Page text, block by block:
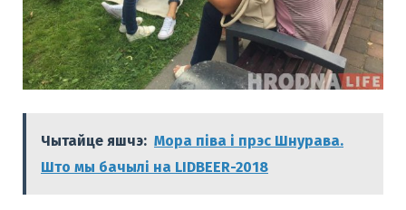
Чытайце яшчэ: Мора піва і прэс Шнурава.
Што мы бачылі на LIDBEER-2018